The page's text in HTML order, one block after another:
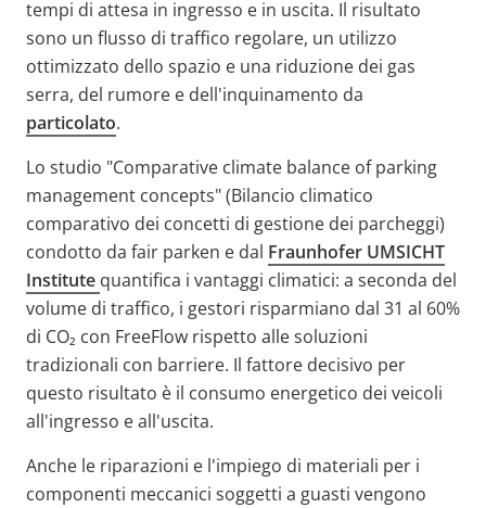
tempi di attesa in ingresso e in uscita. Il risultato
sono un flusso di traffico regolare, un utilizzo
ottimizzato dello spazio e una riduzione dei gas
serra, del rumore e dell'inquinamento da
particolato.
Lo studio "Comparative climate balance of parking
management concepts" (Bilancio climatico
comparativo dei concetti di gestione dei parcheggi)
condotto da fair parken e dal Fraunhofer UMSICHT
Institute quantifica i vantaggi climatici: a seconda del
volume di traffico, i gestori risparmiano dal 31 al 60%
di CO₂ con FreeFlow rispetto alle soluzioni
tradizionali con barriere. Il fattore decisivo per
questo risultato è il consumo energetico dei veicoli
all'ingresso e all'uscita.
Anche le riparazioni e l'impiego di materiali per i
componenti meccanici soggetti a guasti vengono